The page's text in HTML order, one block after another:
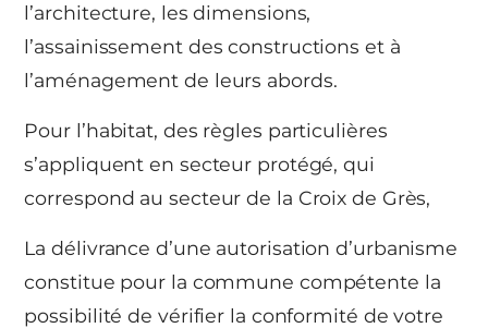
l’architecture, les dimensions,
l’assainissement des constructions et à
l’aménagement de leurs abords.
Pour l’habitat, des règles particulières
s’appliquent en secteur protégé, qui
correspond au secteur de la Croix de Grès,
La délivrance d’une autorisation d’urbanisme
constitue pour la commune compétente la
possibilité de vérifier la conformité de votre